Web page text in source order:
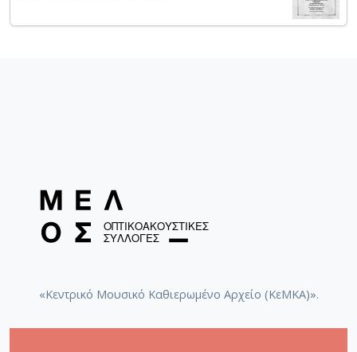
«Κεντρικό Μουσικό Καθιερωμένο Αρχείο (ΚεΜΚΑ)».